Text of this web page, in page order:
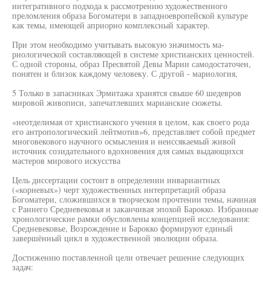
интегративного подхода к рассмотрению художественного
преломления образа Богоматери в западноевропейской культуре
как темы, имеющей априорно комплексный характер.
При этом необходимо учитывать высокую значимость ма-
риологической составляющей в системе христианских ценностей.
С одной стороны, образ Пресвятой Девы Марии самодостаточен,
понятен и близок каждому человеку. С другой - мариология,
5 Только в запасниках Эрмитажа хранятся свыше 60 шедевров
мировой живописи, запечатлевших марианские сюжеты.
«неотделимая от христианского учения в целом, как своего рода
его антропологический лейтмотив»6, представляет собой предмет
многовекового научного осмысления и неиссякаемый живой
источник созидательного вдохновения для самых выдающихся
мастеров мирового искусства
Цель диссертации состоит в определении инвариантных
(«корневых») черт художественных интерпретаций образа
Богоматери, сложившихся в творческом прочтении темы, начиная
с Раннего Средневековья и заканчивая эпохой Барокко. Избранные
хронологические рамки обусловлены концепцией исследования:
Средневековье, Возрождение и Барокко формируют единый
завершённый цикл в художественной эволюции образа.
Достижению поставленной цели отвечает решение следующих
задач: